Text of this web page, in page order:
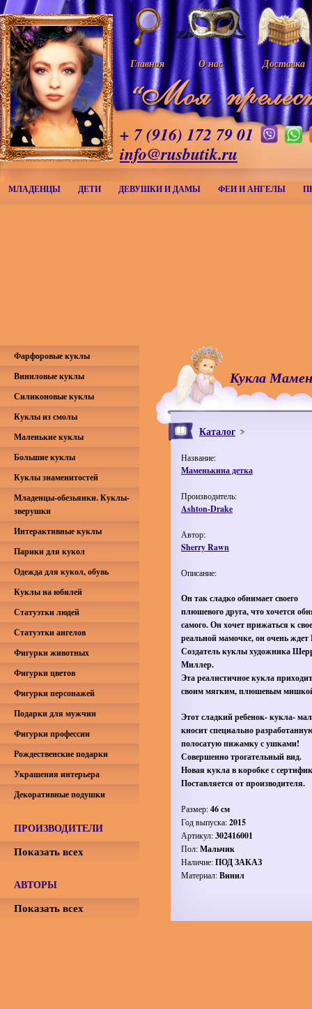
Главная О нас Доставка
+ 7 (916) 172 79 01
info@rusbutik.ru
МЛАДЕНЦЫ ДЕТИ ДЕВУШКИ И ДАМЫ ФЕИ И АНГЕЛЫ
Кукла
Каталог
Название:
Маменькина детка
Производитель:
Ashton-Drake
Автор:
Sherry Rawn
Описание:
Он так сладко обнимает своего
плюшевого друга, что хочется
самого. Он хочет прижаться к
реальной мамочке, он очень ждет
Создатель куклы художника
Миллер.
Эта реалистичное кукла
своим мягким, плюшевым
Этот сладкий ребенок- кукла-
кносит специально
полосатую пижамку с ушками!
Совершенно трогательный вид.
Новая кукла в коробке с
Поставляется от производителя.
Размер:46 см
Год выпуска:2015
Артикул:302416001
Пол:Мальчик
Наличие:ПОД ЗАКАЗ
Материал:Винил
Фарфоровые куклы
Виниловые куклы
Силиконовые куклы
Куклы из смолы
Маленькие куклы
Большие куклы
Куклы знаменитостей
Младенцы-обезьянки. Куклы-
зверушки
Интерактивные куклы
Парики для кукол
Одежда для кукол, обувь
Куклы на юбилей
Статуэтки людей
Статуэтки ангелов
Фигурки животных
Фигурки цветов
Фигурки персонажей
Подарки для мужчин
Фигурки профессии
Рождественские подарки
Украшения интерьера
Декоративные подушки
ПРОИЗВОДИТЕЛИ
Показать всех
АВТОРЫ
Показать всех